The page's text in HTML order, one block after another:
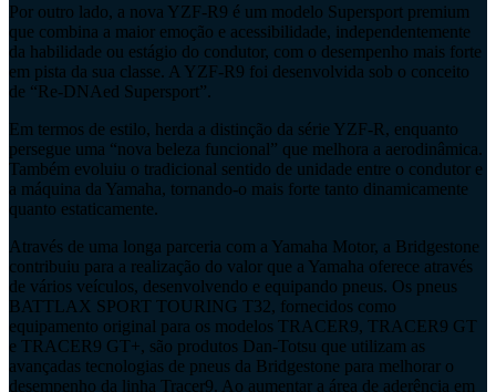
Por outro lado, a nova YZF-R9 é um modelo Supersport premium
que combina a maior emoção e acessibilidade, independentemente
da habilidade ou estágio do condutor, com o desempenho mais forte
em pista da sua classe. A YZF-R9 foi desenvolvida sob o conceito
de “Re-DNAed Supersport”.
Em termos de estilo, herda a distinção da série YZF-R, enquanto
persegue uma “nova beleza funcional” que melhora a aerodinâmica.
Também evoluiu o tradicional sentido de unidade entre o condutor e
a máquina da Yamaha, tornando-o mais forte tanto dinamicamente
quanto estaticamente.
Através de uma longa parceria com a Yamaha Motor, a Bridgestone
contribuiu para a realização do valor que a Yamaha oferece através
de vários veículos, desenvolvendo e equipando pneus. Os pneus
BATTLAX SPORT TOURING T32, fornecidos como
equipamento original para os modelos TRACER9, TRACER9 GT
e TRACER9 GT+, são produtos Dan-Totsu que utilizam as
avançadas tecnologias de pneus da Bridgestone para melhorar o
desempenho da linha Tracer9. Ao aumentar a área de aderência em